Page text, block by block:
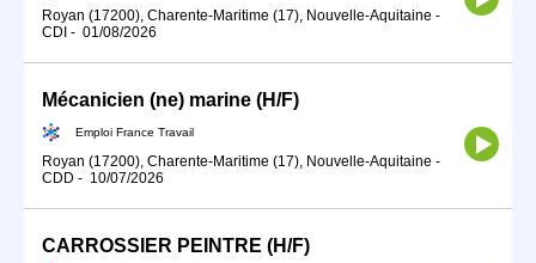
Royan (17200), Charente-Maritime (17), Nouvelle-Aquitaine -
CDI - 01/08/2026
Mécanicien (ne) marine (H/F)
Emploi France Travail
Royan (17200), Charente-Maritime (17), Nouvelle-Aquitaine -
CDD - 10/07/2026
CARROSSIER PEINTRE (H/F)